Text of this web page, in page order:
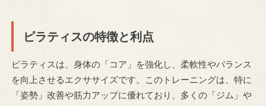
ピラティスの特徴と利点
ピラティスは、身体の「コア」を強化し、柔軟性やバランス
を向上させるエクササイズです。このトレーニングは、特に
「姿勢」改善や筋力アップに優れており、多くの「ジム」や